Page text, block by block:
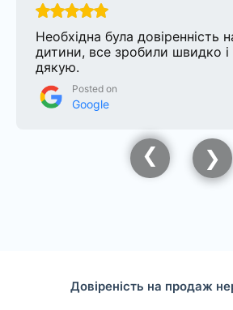
Необхідна була довіренність
дитини, все зробили швидко
дякую.
Posted on
Google
Довіреність на продаж